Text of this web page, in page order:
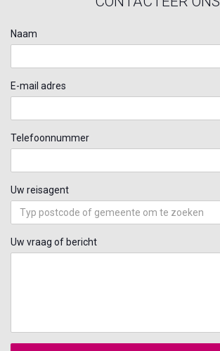
Naam
E-mail adres
Telefoonnummer
Uw reisagent
Uw vraag of bericht